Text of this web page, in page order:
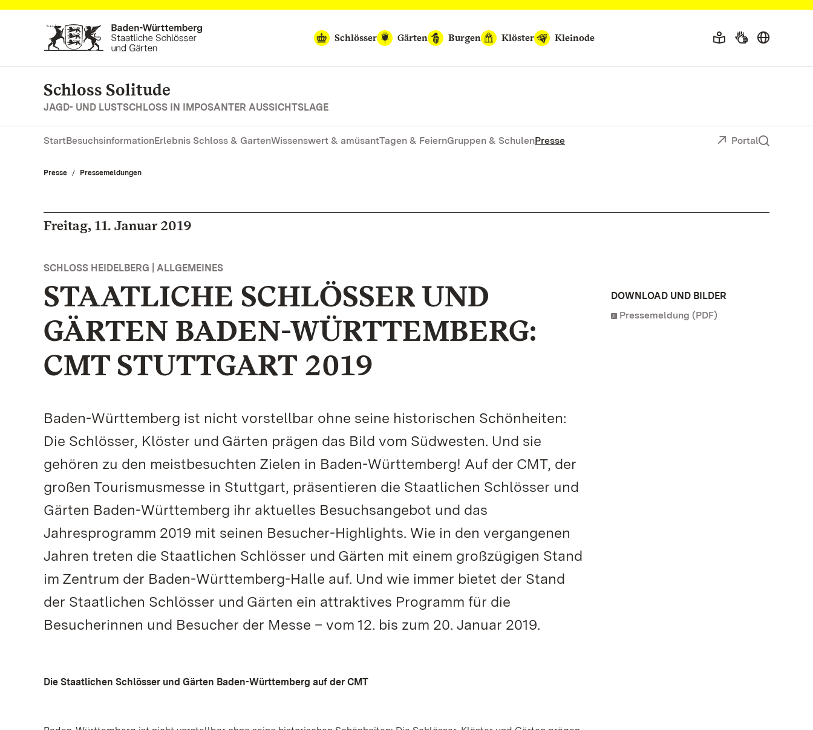
Zum Hauptinhalt springen
Schlösser
Gärten Burgen Klöster Kleinode
Schloss Solitude
JAGD- UND LUSTSCHLOSS IN IMPOSANTER AUSSICHTSLAGE
StartBesuchsinformationErlebnis Schloss & GartenWissenswert & amüsantTagen & FeiernGruppen & SchulenPresse Portal
Presse Pressemeldungen
Freitag, 11. Januar 2019
SCHLOSS HEIDELBERG | ALLGEMEINES
STAATLICHE SCHLÖSSER UND
GÄRTEN BADEN-WÜRTTEMBERG:
CMT STUTTGART 2019
Baden-Württemberg ist nicht vorstellbar ohne seine historischen Schönheiten:
Die Schlösser, Klöster und Gärten prägen das Bild vom Südwesten. Und sie
gehören zu den meistbesuchten Zielen in Baden-Württemberg! Auf der CMT, der
großen Tourismusmesse in Stuttgart, präsentieren die Staatlichen Schlösser und
Gärten Baden-Württemberg ihr aktuelles Besuchsangebot und das
Jahresprogramm 2019 mit seinen Besucher-Highlights. Wie in den vergangenen
Jahren treten die Staatlichen Schlösser und Gärten mit einem großzügigen Stand
im Zentrum der Baden-Württemberg-Halle auf. Und wie immer bietet der Stand
der Staatlichen Schlösser und Gärten ein attraktives Programm für die
Besucherinnen und Besucher der Messe – vom 12. bis zum 20. Januar 2019.
Die Staatlichen Schlösser und Gärten Baden-Württemberg auf der CMT
DOWNLOAD UND BILDER
Pressemeldung (PDF)